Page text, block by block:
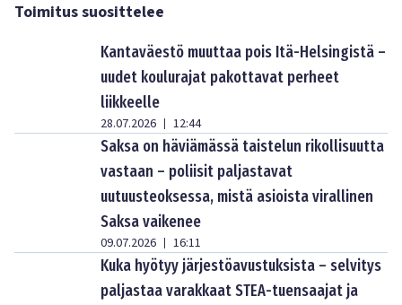
Toimitus suosittelee
Kantaväestö muuttaa pois Itä-Helsingistä –
uudet koulurajat pakottavat perheet
liikkeelle
28.07.2026 | 12:44
Saksa on häviämässä taistelun rikollisuutta
vastaan – poliisit paljastavat
uutuusteoksessa, mistä asioista virallinen
Saksa vaikenee
09.07.2026 | 16:11
Kuka hyötyy järjestöavustuksista – selvitys
paljastaa varakkaat STEA-tuensaajat ja